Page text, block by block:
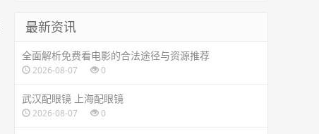
最新资讯
全面解析免费看电影的合法途径与资源推荐
2026-08-07 0
武汉配眼镜 上海配眼镜
2026-08-07 0